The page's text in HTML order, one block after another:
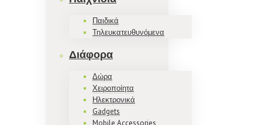
Παιδικά
Τηλευκατευθυνόμενα
Διάφορα
Δώρα
Χειροποίητα
Ηλεκτρονικά
Gadgets
Mobile Accessories